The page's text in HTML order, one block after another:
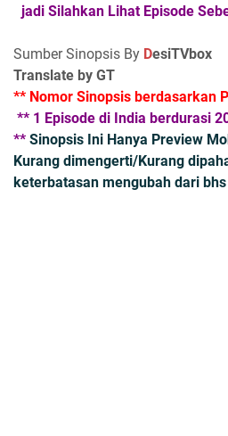
jadi Silahkan Lihat Episode
Sumber Sinopsis By DesiTVbox
Translate by GT
** Nomor Sinopsis berdasarkan
** 1 Episode di India berdurasi
** Sinopsis Ini Hanya Preview
Kurang dimengerti/Kurang
keterbatasan mengubah dari